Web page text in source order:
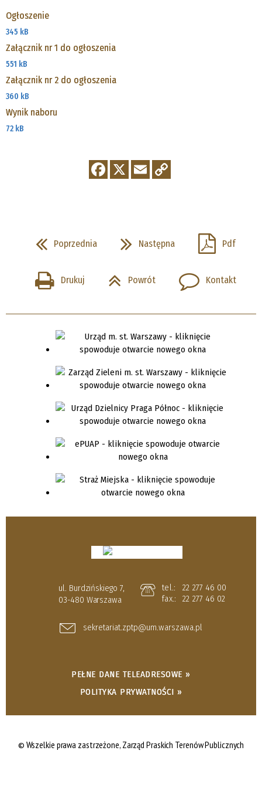
Ogłoszenie
345 kB
Załącznik nr 1 do ogłoszenia
551 kB
Załącznik nr 2 do ogłoszenia
360 kB
Wynik naboru
72 kB
Poprzednia Następna Pdf
Drukuj Powrót Kontakt
ul. Burdzińskiego 7,
03-480 Warszawa
tel.:
22 277 46 00
fax.:
22 277 46 02
sekretariat.zptp@um.warszawa.pl
PEŁNE DANE TELEADRESOWE »
POLITYKA PRYWATNOŚCI »
© Wszelkie prawa zastrzeżone, Zarząd Praskich Terenów Publicznych